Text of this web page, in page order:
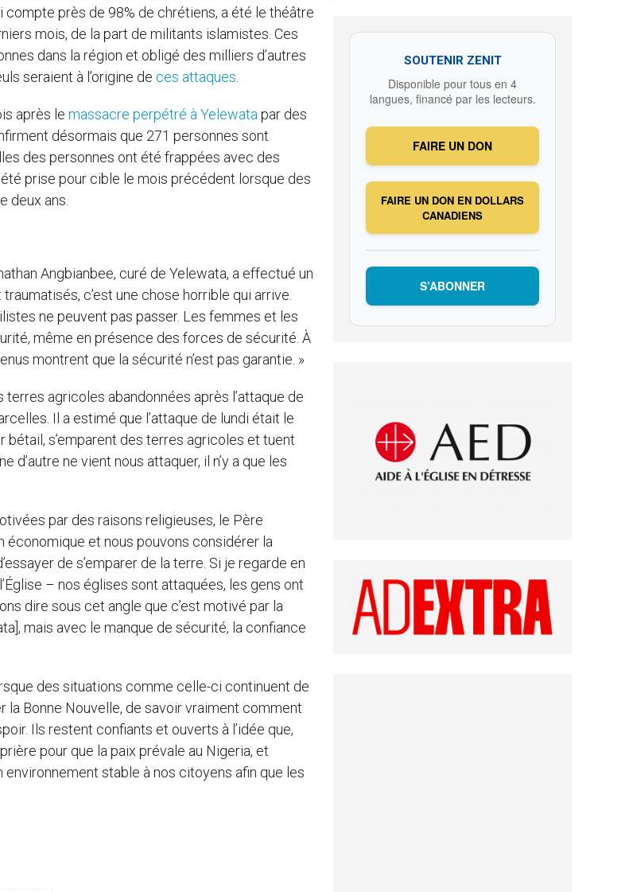
compte près de 98% de chrétiens, a été le théâtre
mois, de la part de militants islamistes. Ces
dans la région et obligé des milliers d’autres
seraient à l’origine de ces attaques
après le massacre perpétré à Yelewata par des
désormais que 271 personnes sont
des personnes ont été frappées avec des
prise pour cible le mois précédent lorsque des
deux ans.
Angbianbee, curé de Yelewata, a effectué un
c’est une chose horrible qui arrive.
ne peuvent pas passer. Les femmes et les
même en présence des forces de sécurité. À
montrent que la sécurité n’est pas garantie. »
agricoles abandonnées après l’attaque de
Il a estimé que l’attaque de lundi était le
s’emparent des terres agricoles et tuent
d’autre ne vient nous attaquer, il n’y a que les
par des raisons religieuses, le Père
économique et nous pouvons considérer la
de s’emparer de la terre. Si je regarde en
– nos églises sont attaquées, les gens ont
dire sous cet angle que c’est motivé par la
mais avec le manque de sécurité, la confiance
des situations comme celle-ci continuent de
Bonne Nouvelle, de savoir vraiment comment
Ils restent confiants et ouverts à l’idée que,
pour que la paix prévale au Nigeria, et
stable à nos citoyens afin que les
SOUTENIR ZENIT
Disponible pour tous en 4
langues, financé par les lecteurs.
FAIRE UN DON
FAIRE UN DON EN DOLLARS
CANADIENS
S’ABONNER